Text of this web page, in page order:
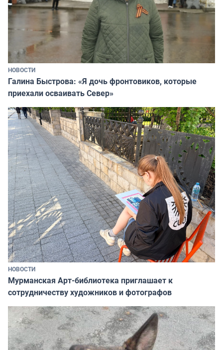
НОВОСТИ
Галина Быстрова: «Я дочь фронтовиков, которые
приехали осваивать Север»
НОВОСТИ
Мурманская Арт-библиотека приглашает к
сотрудничеству художников и фотографов